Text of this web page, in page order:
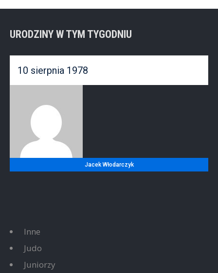
URODZINY W TYM TYGODNIU
10 sierpnia 1978
Jacek Włodarczyk
Inne
Judo
Juniorzy